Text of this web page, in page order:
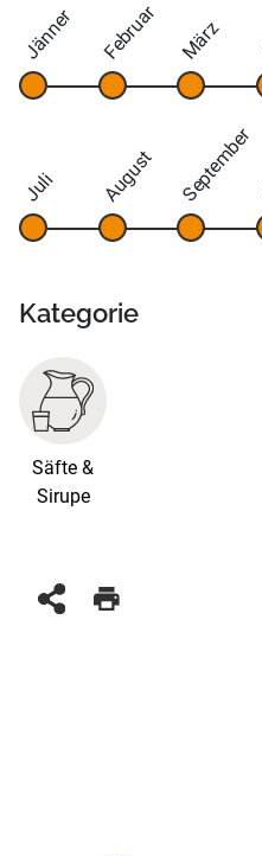
Jänner Februar März
Juli August September
Kategorie
Säfte &
Sirupe